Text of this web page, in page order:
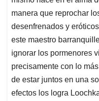
manera que reprochar
desenfrenados y
este maestro
ignorar los pormenores
precisamente con lo
de estar juntos en una
efectos los logra